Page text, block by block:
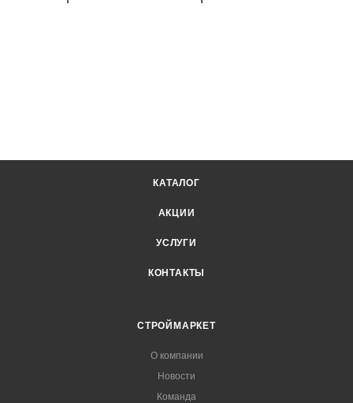
КАТАЛОГ
АКЦИИ
УСЛУГИ
КОНТАКТЫ
СТРОЙМАРКЕТ
О компании
Новости
Команда